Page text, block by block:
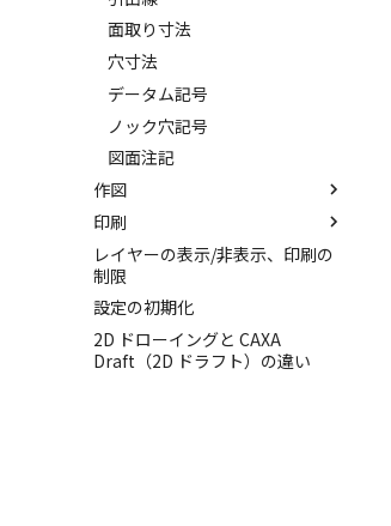
寸法スタイル
溶接引出線スタイル
幾何公差スタイル
面の指示記号スタイル
溶接記号スタイル
データム記号スタイル
断面記号スタイル
パーツ番号スタイル
部品表スタイル
表スタイル
DWG/DXF ファイルを開く
図枠/表題欄の分解
レイアウト設定
テキストの調整/新規作成
図枠/表題欄の定義と保存
図枠/表題欄の属性定義
マッチングルールの作成
トリミング
相対ビュー
図の移動
投影図の構成要素のレイヤーを
指定
投影レイヤーの選択/変更
投影図を修正する
線の非表示/再表示
曲線のプロパティ
パーツプロパティ
円弧長さ寸法
一括寸法
放射寸法
3 点角度寸法
連続角度寸法
ハーフ寸法
テーパ寸法
大径円半径寸法
曲率半径寸法
寸法レイアウトの変更
公差を入れる
面取り寸法
穴寸法
データム記号
ノック穴記号
図面注記
作図
座標系の設定
座標入力について
オブジェクトの選択
オブジェクト スナップ機能
線
印刷
図面の印刷
スマート印刷
レイヤーの表示/非表示、印刷の
制限
設定の初期化
2D ドローイングと CAXA
Draft（2D ドラフト）の違い